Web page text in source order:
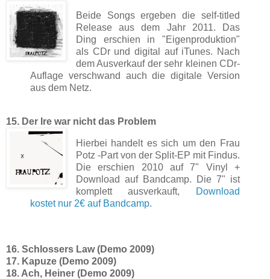
Beide Songs ergeben die self-titled
Release aus dem Jahr 2011. Das
Ding erschien in "Eigenproduktion"
als CDr und digital auf iTunes. Nach
dem Ausverkauf der sehr kleinen CDr-
Auflage verschwand auch die digitale Version
aus dem Netz.
15. Der Ire war nicht das Problem
Hierbei handelt es sich um den Frau
Potz -Part von der Split-EP mit Findus.
Die erschien 2010 auf 7" Vinyl +
Download auf Bandcamp. Die 7" ist
komplett ausverkauft,
Download
kostet nur 2€ auf Bandcamp.
16. Schlossers Law (Demo 2009)
17. Kapuze (Demo 2009)
18. Ach, Heiner (Demo 2009)